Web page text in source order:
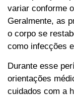
variar conforme
Geralmente, as
o corpo se
como infecções
Durante esse
orientações
cuidados com a